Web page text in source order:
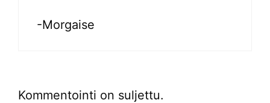
-Morgaise
Kommentointi on suljettu.